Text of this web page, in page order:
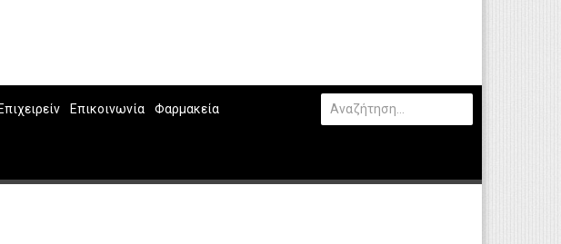
Επικοινωνία Φαρμακεία